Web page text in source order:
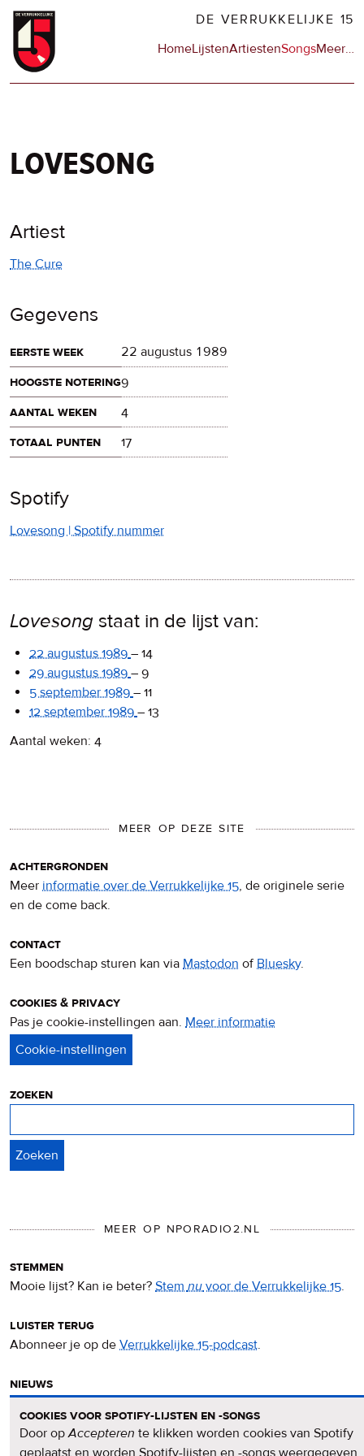
Overslaan
naar
DE VERRUKKELIJKE 15
Hoofdnavigatie
HomeLijstenArtiestenSongsMeerop
…
lovesong
Artiest
The Cure
Gegevens
eerste week
22 augustus 1989
hoogste notering9
aantal weken
4
totaal punten
17
Spotify
Lovesong | Spotify nummer
Lovesong staat in de lijst van:
22 augustus 1989 – 14
29 augustus 1989 – 9
5 september 1989 – 11
12 september 1989 – 13
Aantal weken: 4
MEER OP DEZE SITE
achtergronden
Meer informatie over de Verrukkelijke 15, de originele serie
en de come back.
contact
Een boodschap sturen kan via Mastodon ofBluesky.
cookies & privacy
Pas je cookie-instellingen aan. Meer informatie
zoeken
MEER OP NPORADIO2.NL
stemmen
Mooie lijst? Kan ie beter? Stemnuvoor de Verrukkelijke 15.
luister terug
Abonneer je op de Verrukkelijke 15-podcast.
nieuws
nieuwsbrief
cookies voor spotify-lijsten en -songs
Door opAccepteren te klikken worden cookies van Spotify
geplaatst en worden Spotify-lijsten en -songs weergegeven.